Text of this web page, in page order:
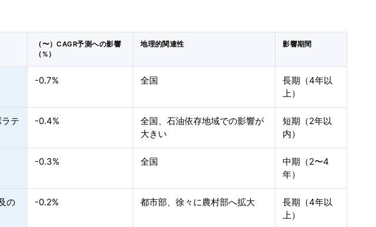
（〜）CAGR予測への影響
（%）
地理的関連性 影響期間
-0.7% 全国
長期（4年以
上）
テ
-0.4%
全国、石油依存地域での影響が
大きい
短期（2年以
内）
-0.3% 全国
中期（2〜4
年）
の
-0.2% 都市部、徐々に農村部へ拡大
長期（4年以
上）